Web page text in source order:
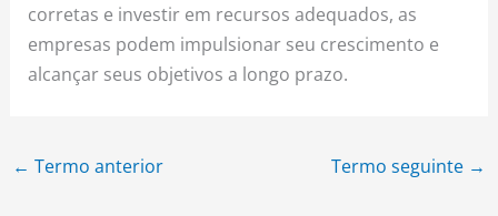
corretas e investir em recursos adequados, as
empresas podem impulsionar seu crescimento e
alcançar seus objetivos a longo prazo.
← Termo anterior Termo seguinte →